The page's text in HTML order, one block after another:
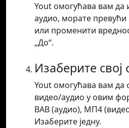
Yout омогућава вам да
аудио, морате
или променити
„До“.
Изаберите
Yout омогућава вам да
видео/аудио у овим
ВАВ (аудио), МП4
Изаберите једну.